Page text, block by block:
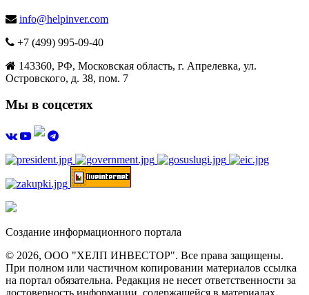
info@helpinver.com
+7 (499) 995-09-40
143360, РФ, Московская область, г. Апрелевка, ул.
Островского, д. 38, пом. 7
Мы в соцсетях
Создание информационного портала
© 2026, ООО "ХЕЛП ИНВЕСТОР". Все права защищены.
При полном или частичном копировании материалов ссылка
на портал обязательна. Редакция не несет ответственности за